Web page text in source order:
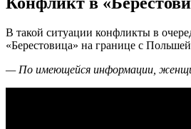
В такой ситуации конфликты в
«Берестовица» на границе с
— По имеющейся информации,